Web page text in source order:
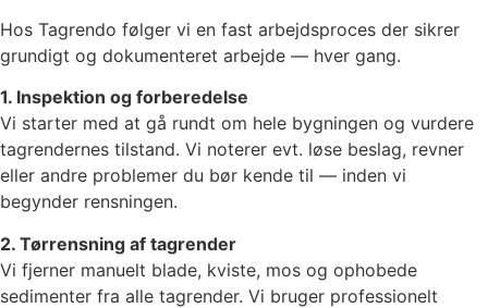
Hos Tagrendo følger vi en fast arbejdsproces der sikrer
grundigt og dokumenteret arbejde — hver gang.
1. Inspektion og forberedelse
Vi starter med at gå rundt om hele bygningen og vurdere
tagrendernes tilstand. Vi noterer evt. løse beslag, revner
eller andre problemer du bør kende til — inden vi
begynder rensningen.
2. Tørrensning af tagrender
Vi fjerner manuelt blade, kviste, mos og ophobede
sedimenter fra alle tagrender. Vi bruger professionelt